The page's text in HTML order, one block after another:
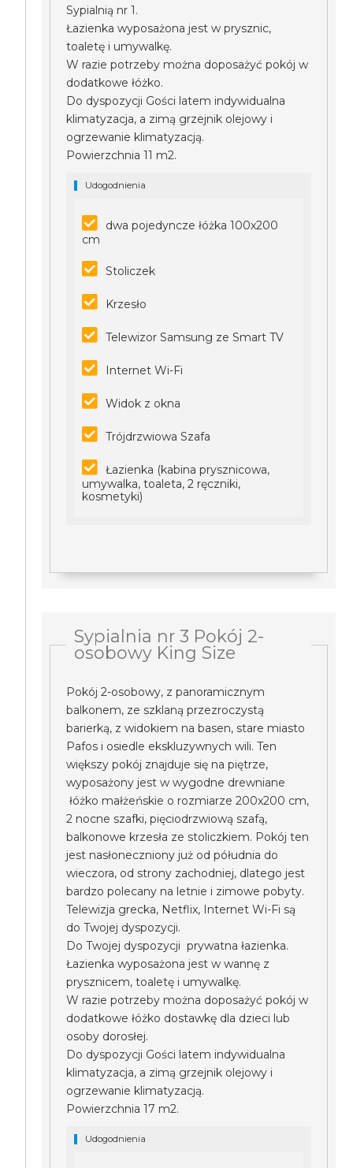
Sypialnią nr 1.
Łazienka wyposażona jest w prysznic,
toaletę i umywalkę.
W razie potrzeby można doposażyć pokój w
dodatkowe łóżko.
Do dyspozycji Gości latem indywidualna
klimatyzacja, a zimą grzejnik olejowy i
ogrzewanie klimatyzacją.
Powierzchnia 11 m2.
Udogodnienia
dwa pojedyncze łóżka 100x200
cm
Stoliczek
Krzesło
Telewizor Samsung ze Smart TV
Internet Wi-Fi
Widok z okna
Trójdrzwiowa Szafa
Łazienka (kabina prysznicowa,
umywalka, toaleta, 2 ręczniki,
kosmetyki)
Sypialnia nr 3 Pokój 2-
osobowy King Size
Pokój 2-osobowy, z panoramicznym
balkonem, ze szklaną przezroczystą
barierką, z widokiem na basen, stare miasto
Pafos i osiedle ekskluzywnych wili. Ten
większy pokój znajduje się na piętrze,
wyposażony jest w wygodne drewniane
łóżko małżeńskie o rozmiarze 200x200 cm,
2 nocne szafki, pięciodrzwiową szafą,
balkonowe krzesła ze stoliczkiem. Pokój ten
jest nasłoneczniony już od półudnia do
wieczora, od strony zachodniej, dlatego jest
bardzo polecany na letnie i zimowe pobyty.
Telewizja grecka, Netflix, Internet Wi-Fi są
do Twojej dyspozycji.
Do Twojej dyspozycji prywatna łazienka.
Łazienka wyposażona jest w wannę z
prysznicem, toaletę i umywalkę.
W razie potrzeby można doposażyć pokój w
dodatkowe łóżko dostawkę dla dzieci lub
osoby dorosłej.
Do dyspozycji Gości latem indywidualna
klimatyzacja, a zimą grzejnik olejowy i
ogrzewanie klimatyzacją.
Powierzchnia 17 m2.
Udogodnienia